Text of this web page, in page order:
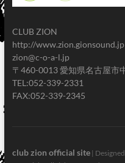
CLUB ZION
http://www.zion.gionsound.jp
zion@c-o-a-l.jp
〒460-0013 愛知県名古屋市
TEL:052-339-2331
FAX:052-339-2345
club zion official site|